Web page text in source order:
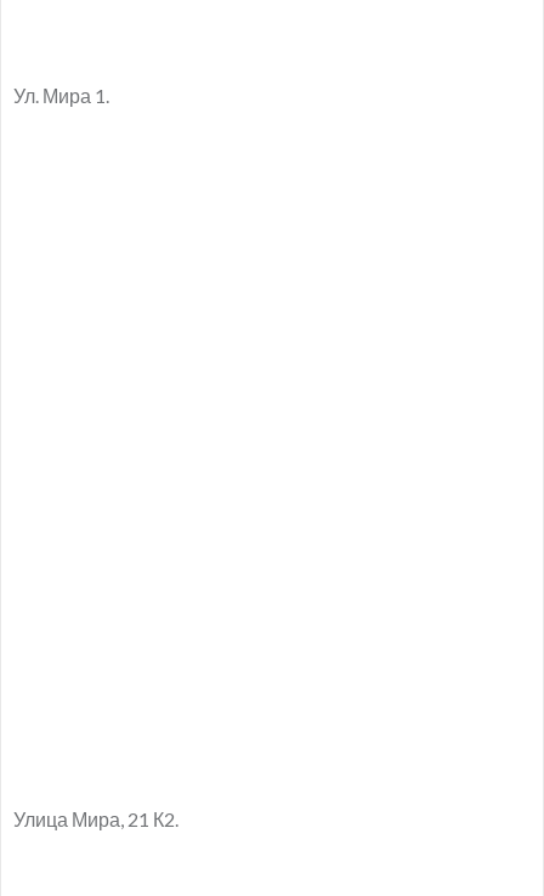
Ул. Мира 1.
Улица Мира, 21 К2.